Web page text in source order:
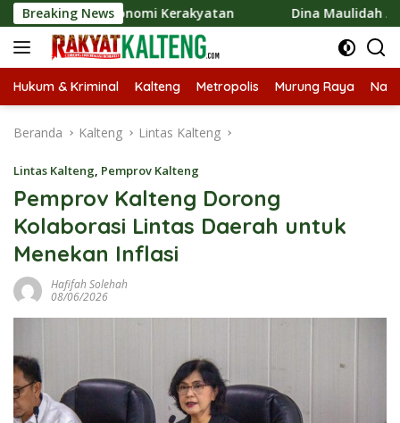
Langsung
ke
konten
Breaking News
Ekonomi Kerakyatan Dina Maulidah Apresiasi
Hukum & Kriminal Kalteng Metropolis Murung Raya
Beranda Kalteng Lintas Kalteng
Lintas Kalteng, Pemprov Kalteng
Pemprov Kalteng Dorong
Kolaborasi Lintas Daerah untuk
Menekan Inflasi
Hafifah Solehah
08/06/2026